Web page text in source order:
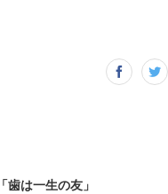
は一生の友」